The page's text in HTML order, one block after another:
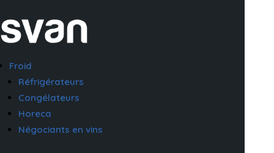
Froid
Réfrigérateurs
Congélateurs
Horeca
Négociants en vins